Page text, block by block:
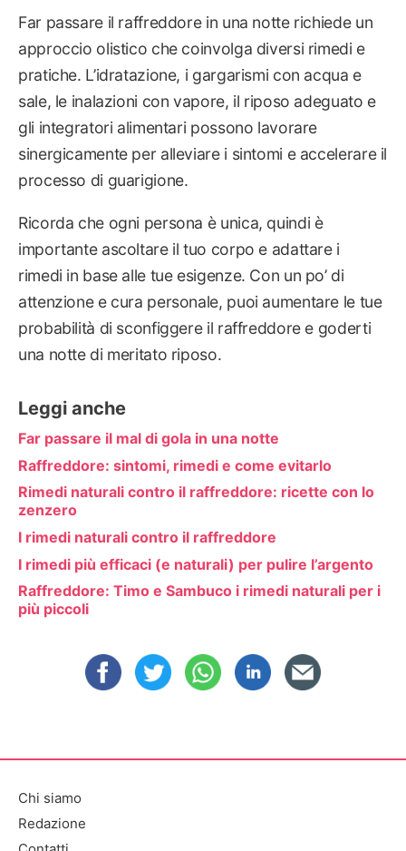
Far passare il raffreddore in una notte richiede un
approccio olistico che coinvolga diversi rimedi e
pratiche. L’idratazione, i gargarismi con acqua e
sale, le inalazioni con vapore, il riposo adeguato e
gli integratori alimentari possono lavorare
sinergicamente per alleviare i sintomi e accelerare il
processo di guarigione.
Ricorda che ogni persona è unica, quindi è
importante ascoltare il tuo corpo e adattare i
rimedi in base alle tue esigenze. Con un po’ di
attenzione e cura personale, puoi aumentare le tue
probabilità di sconfiggere il raffreddore e goderti
una notte di meritato riposo.
Leggi anche
Far passare il mal di gola in una notte
Raffreddore: sintomi, rimedi e come evitarlo
Rimedi naturali contro il raffreddore: ricette con lo
zenzero
I rimedi naturali contro il raffreddore
I rimedi più efficaci (e naturali) per pulire l’argento
Raffreddore: Timo e Sambuco i rimedi naturali per i
più piccoli
Chi siamo
Redazione